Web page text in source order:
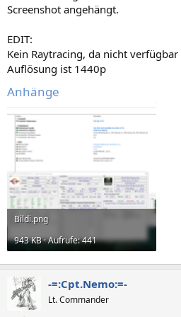
Screenshot angehängt.
EDIT:
Kein Raytracing, da nicht
Auflösung ist 1440p
Anhänge
Bildi.png
943 KB · Aufrufe: 441
-=:Cpt.Nemo:=-
Lt. Commander